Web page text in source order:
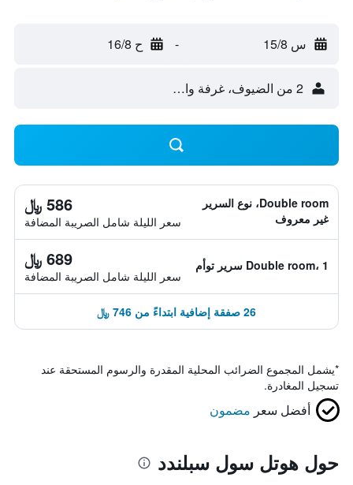
س 15/8 - ح 16/8
2 من الضيوف، غرفة واحدة
Double room، نوع السرير
غير معروف
586 ﷼
سعر الليلة شامل الصريبة المضافة
Double room، 1 سرير توأم 689 ﷼
سعر الليلة شامل الصريبة المضافة
26 صفقة إضافية ابتداءً من 746 ﷼
*يشمل المجموع الضرائب المحلية المقدرة والرسوم المستحقة عند
تسجيل المغادرة.
أفضل سعر مضمون
حول هوتل سول سبلندد